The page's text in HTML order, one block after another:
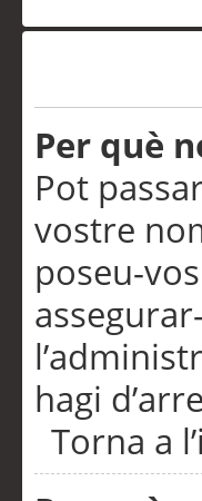
Per què
Pot
vostre
poseu-
hagi
Torna a